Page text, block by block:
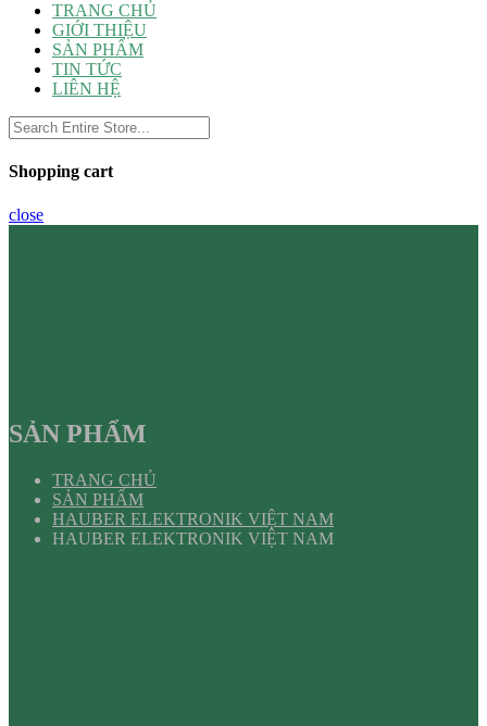
TRANG CHỦ
GIỚI THIỆU
SẢN PHẨM
TIN TỨC
LIÊN HỆ
Shopping cart
close
SẢN PHẨM
TRANG CHỦ
SẢN PHẨM
HAUBER ELEKTRONIK VIỆT NAM
HAUBER ELEKTRONIK VIỆT NAM